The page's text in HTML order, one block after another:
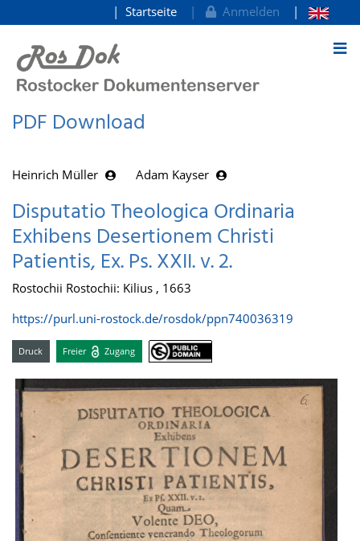
zum Inhalt
Startseite Anmelden
PDF Download
Heinrich Müller Adam Kayser
Disputatio Theologica Ordinaria
Exhibens Desertionem Christi
Patientis, Ex. Ps. XXII. v. 2.
Rostochii Rostochii: Kilius , 1663
https://purl.uni-rostock.de/rosdok/ppn740036319
Druck Freier Zugang